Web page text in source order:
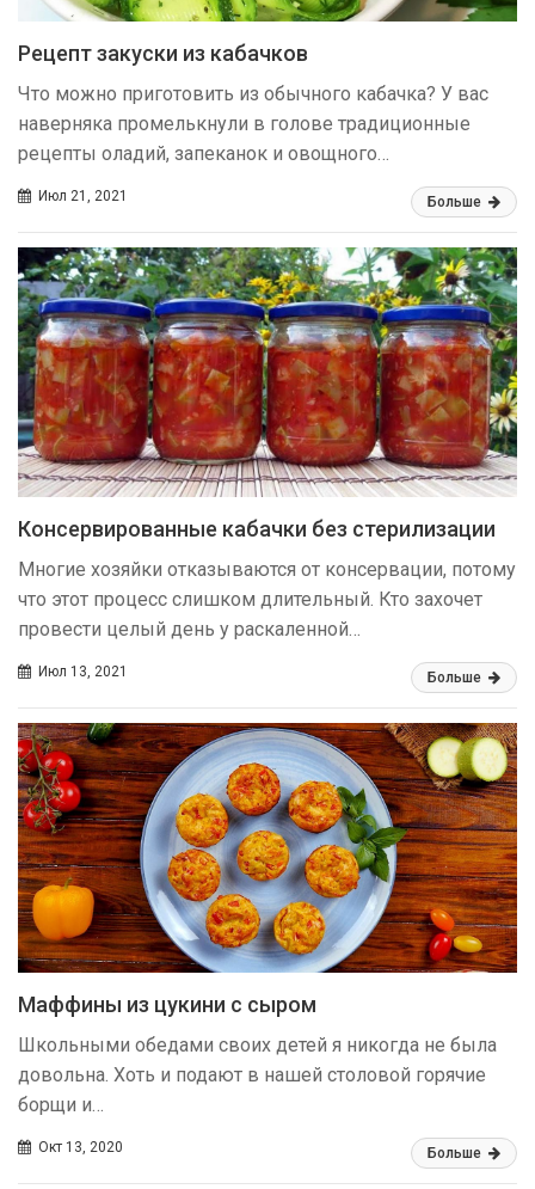
Рецепт закуски из кабачков
Что можно приготовить из обычного кабачка? У вас
наверняка промелькнули в голове традиционные
рецепты оладий, запеканок и овощного…
Июл 21, 2021 Больше
Консервированные кабачки без стерилизации
Многие хозяйки отказываются от консервации, потому
что этот процесс слишком длительный. Кто захочет
провести целый день у раскаленной…
Июл 13, 2021 Больше
Маффины из цукини с сыром
Школьными обедами своих детей я никогда не была
довольна. Хоть и подают в нашей столовой горячие
борщи и…
Окт 13, 2020 Больше